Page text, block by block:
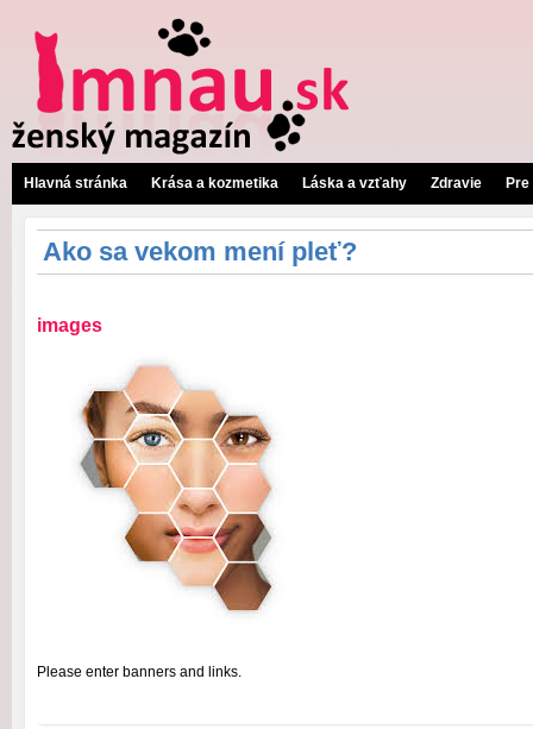
Hlavná stránka Krása a kozmetika Láska a vzťahy Zdravie
Ako sa vekom mení pleť?
images
Please enter banners and links.